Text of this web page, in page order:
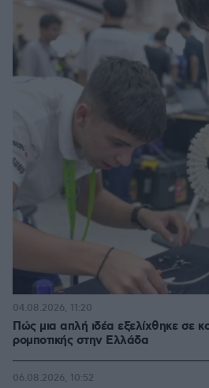
Πώς μια απλή ιδέα εξελίχθηκε σε
ρομποτικής στην Ελλάδα
04.08.2026, 11:20
06.08.2026, 10:52